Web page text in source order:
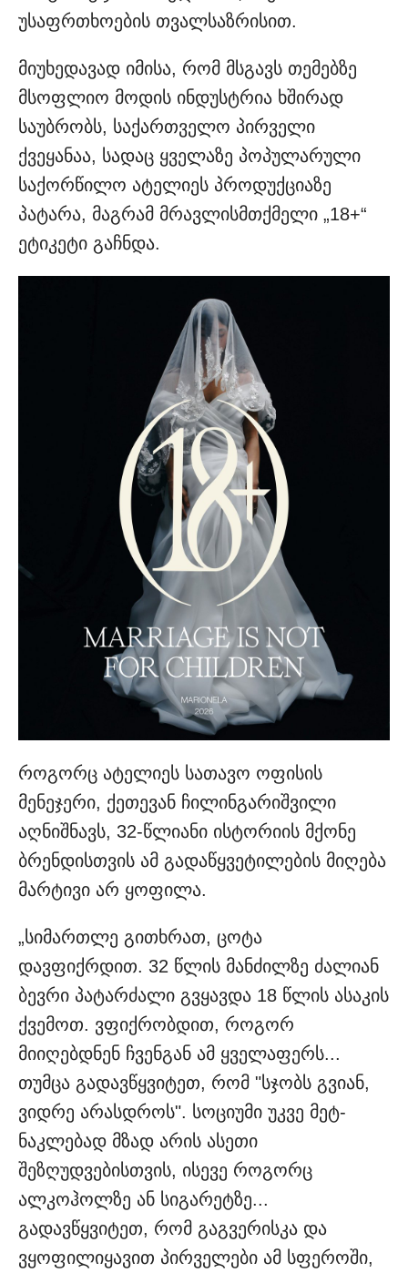
უსაფრთხოების თვალსაზრისით.
მიუხედავად იმისა, რომ მსგავს თემებზე
მსოფლიო მოდის ინდუსტრია ხშირად
საუბრობს, საქართველო პირველი
ქვეყანაა, სადაც ყველაზე პოპულარული
საქორწილო ატელიეს პროდუქციაზე
პატარა, მაგრამ მრავლისმთქმელი „18+“
ეტიკეტი გაჩნდა.
როგორც ატელიეს სათავო ოფისის
მენეჯერი, ქეთევან ჩილინგარიშვილი
აღნიშნავს, 32-წლიანი ისტორიის მქონე
ბრენდისთვის ამ გადაწყვეტილების მიღება
მარტივი არ ყოფილა.
„სიმართლე გითხრათ, ცოტა
დავფიქრდით. 32 წლის მანძილზე ძალიან
ბევრი პატარძალი გვყავდა 18 წლის ასაკის
ქვემოთ. ვფიქრობდით, როგორ
მიიღებდნენ ჩვენგან ამ ყველაფერს...
თუმცა გადავწყვიტეთ, რომ "სჯობს გვიან,
ვიდრე არასდროს". სოციუმი უკვე მეტ-
ნაკლებად მზად არის ასეთი
შეზღუდვებისთვის, ისევე როგორც
ალკოჰოლზე ან სიგარეტზე...
გადავწყვიტეთ, რომ გაგვერისკა და
ვყოფილიყავით პირველები ამ სფეროში,